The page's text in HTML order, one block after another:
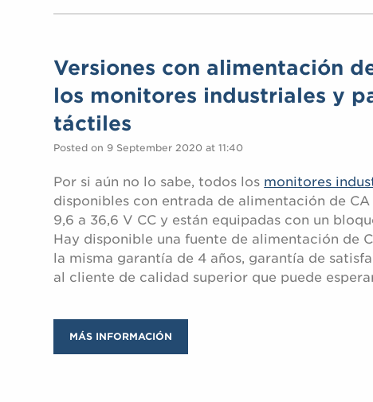
Versiones con alimentación
los monitores industriales y
táctiles
Posted on 9 September 2020 at 11:40
Por si aún no lo sabe, todos los monitores
disponibles con entrada de alimentación de
9,6 a 36,6 V CC y están equipadas con un
Hay disponible una fuente de alimentación de
la misma garantía de 4 años, garantía de
al cliente de calidad superior que puede
MÁS INFORMACIÓN